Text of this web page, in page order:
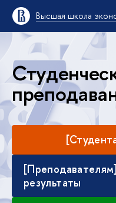
Высшая школа
результаты